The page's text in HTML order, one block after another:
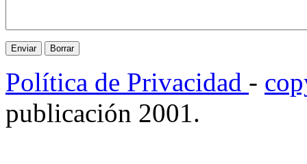
Política de Privacidad -
publicación 2001.